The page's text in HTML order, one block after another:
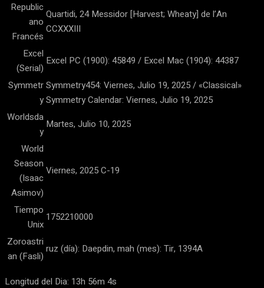
Republic
ano
Francés
Quartidi, 24 Messidor [Harvest; Wheaty] de l’An
CCXXXIII
Excel
(Serial)
Excel PC (1900): 45849 / Excel Mac (1904): 44387
Symmetr
y
Symmetry454: Viernes, Julio 19, 2025 / «Classical»
Symmetry Calendar: Viernes, Julio 19, 2025
Worldsda
y
Martes, Julio 10, 2025
World
Season
(Isaac
Asimov)
Viernes, 2025 C-19
Tiempo
Unix
1752210000
Zoroastri
an (Fasli)
ruz (día): Daepdin, mah (mes): Tir, 1394A
Longitud del Dia: 13h 56m 4s